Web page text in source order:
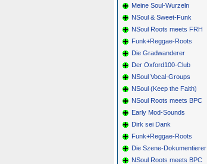
Meine Soul-Wurzeln
NSoul & Sweet-Funk
NSoul Roots meets FRH
Funk+Reggae-Roots
Die Gradwanderer
Der Oxford100-Club
NSoul Vocal-Groups
NSoul (Keep the Faith)
NSoul Roots meets BPC
Early Mod-Sounds
Dirk sei Dank
Funk+Reggae-Roots
Die Szene-Dokumentierer
NSoul Roots meets BPC